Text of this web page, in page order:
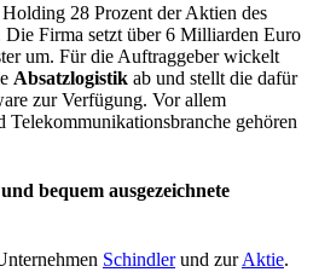
28 Prozent der Aktien des
Firma setzt über 6 Milliarden Euro
um. Für die Auftraggeber wickelt
Absatzlogistik ab und stellt die dafür
zur Verfügung. Vor allem
Telekommunikationsbranche gehören
bequem ausgezeichnete
Schindlerund zurAktie.